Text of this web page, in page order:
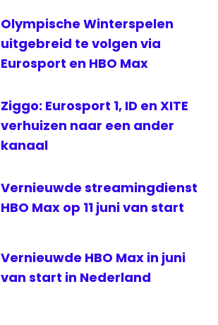
Olympische Winterspelen
uitgebreid te volgen via
Eurosport en HBO Max
Ziggo: Eurosport 1, ID en XITE
verhuizen naar een ander
kanaal
Vernieuwde streamingdienst
HBO Max op 11 juni van start
Vernieuwde HBO Max in juni
van start in Nederland